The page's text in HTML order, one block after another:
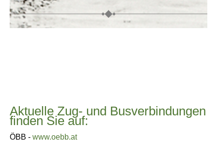
Aktuelle Zug- und Busverbindungen
finden Sie auf:
ÖBB - www.oebb.at